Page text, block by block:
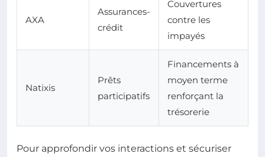
AXA
Assurances-
crédit
Couvertures
contre les
impayés
Natixis
Prêts
participatifs
Financements à
moyen terme
renforçant la
trésorerie
Pour approfondir vos interactions et sécuriser